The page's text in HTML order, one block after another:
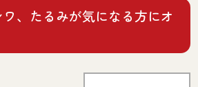
、たるみが気になる方にオ